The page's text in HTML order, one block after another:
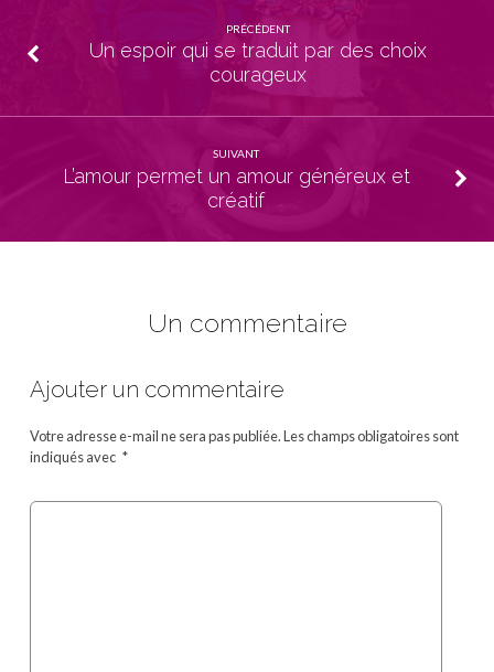
PRÉCÉDENT
Un espoir qui se traduit par des choix
courageux
SUIVANT
L’amour permet un amour généreux et
créatif
Un commentaire
Ajouter un commentaire
Votre adresse e-mail ne sera pas publiée.Les champs obligatoires sont
indiqués avec *